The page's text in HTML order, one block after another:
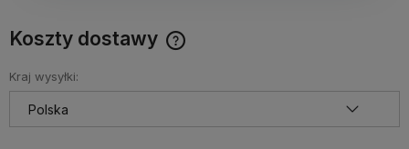
Koszty dostawy
Kraj wysyłki: